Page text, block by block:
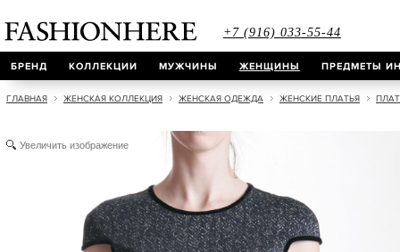
+7 (916) 033-55-44
БРЕНД КОЛЛЕКЦИИ МУЖЧИНЫ ЖЕНЩИНЫ ПРЕДМЕТЫ
ГЛАВНАЯ ЖЕНСКАЯ КОЛЛЕКЦИЯ ЖЕНСКАЯ ОДЕЖДА ЖЕНСКИЕ ПЛАТЬЯ
Увеличить изображение